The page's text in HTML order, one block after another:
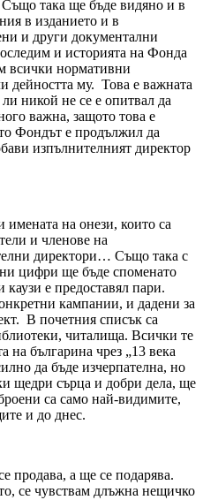
така ще бъде видяно и в
в изданието и в
и други документални
и историята на Фонда
всички нормативни
дейността му. Това е важната
никой не се е опитвал да
важна, защото това е
Фондът е продължил да
изпълнителният директор
на онези, които са
и членове на
директори… Също така с
цифри ще бъде споменато
е предоставял пари.
кампании, и дадени за
В почетния списък са
читалища. Всички те
на българина чрез „13 века
да бъде изчерпателна, но
щедри сърца и добри дела, ще
са само най-видимите,
и до днес.
продава, а ще се подарява.
се чувствам длъжна нещичко